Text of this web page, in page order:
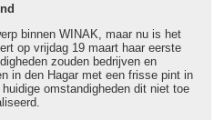
binnen WINAK, maar nu is het
op vrijdag 19 maart haar eerste
zouden bedrijven en
in den Hagar met een frisse pint in
omstandigheden dit niet toe